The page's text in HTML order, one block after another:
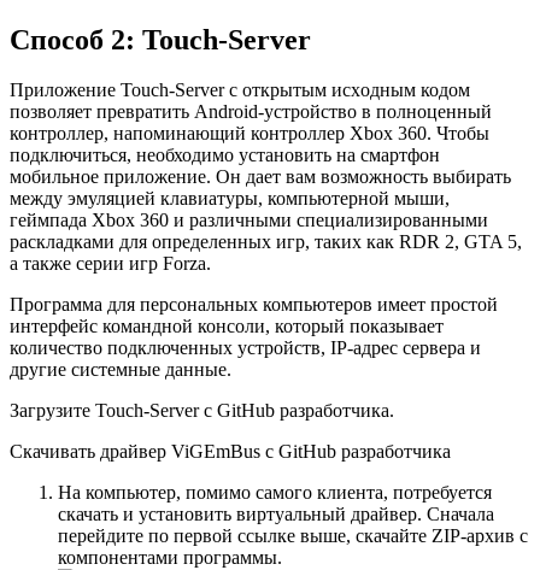
Способ 2: Touch-Server
Приложение Touch-Server с открытым исxодным кодом
позволяет превратить Android-устройство в полноценный
контроллер, напоминающий контроллер Xbox 360. Чтобы
подключиться, необходимо установить на смартфон
мобильное приложение. Он дает вам возможность выбирать
между эмуляцией клавиатуры, компьютерной мыши,
геймпада Xbox 360 и различными специализированными
раскладками для определенных игр, таких как RDR 2, GTA 5,
а также серии игр Forza.
Программа для персональных компьютеров имеет простой
интерфейс командной консоли, который показывает
количество подключенных устройств, IP-адрес сервера и
другие системные данные.
Загрузите Touch-Server с GitHub разработчика.
Скачивать драйвер ViGEmBus с GitHub разработчика
На компьютер, помимо самого клиента, потребуется
скачать и установить виртуальный драйвер. Сначала
перейдите по первой ссылке выше, скачайте ZIP-архив с
компонентами программы.